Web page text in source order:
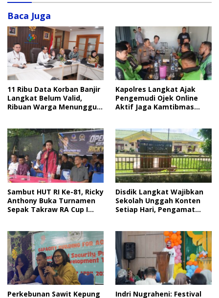
Baca Juga
11 Ribu Data Korban Banjir
Langkat Belum Valid,
Ribuan Warga Menunggu
Kapolres Langkat Ajak
Pengemudi Ojek Online
Aktif Jaga Kamtibmas
Sambut HUT RI Ke-81, Ricky
Anthony Buka Turnamen
Sepak Takraw RA Cup I
Disdik Langkat Wajibkan
Sekolah Unggah Konten
Setiap Hari, Pengamat
Perkebunan Sawit Kepung Indri Nugraheni: Festival